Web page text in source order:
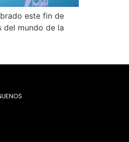
este fin de
del mundo de la